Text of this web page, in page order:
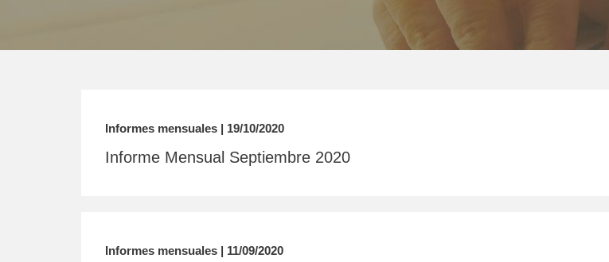
Informes mensuales | 19/10/2020
Informe Mensual Septiembre 2020
Informes mensuales | 11/09/2020